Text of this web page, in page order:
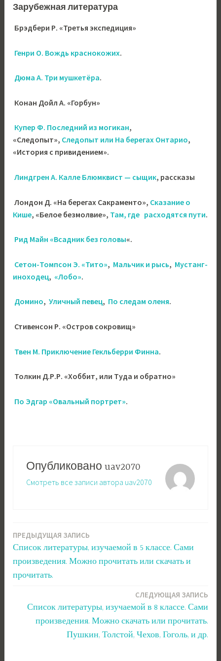
Зарубежная литература
Брэдбери Р. «Третья экспедиция»
Генри О. Вождь краснокожих.
Дюма А. Три мушкетёра.
Конан Дойл А. «Горбун»
Купер Ф. Последний из могикан,
«Следопыт», Следопыт или На берегах Онтарио,
«История с привидением».
Линдгрен А. Калле Блюмквист — сыщик, рассказы
Лондон Д. «На берегах Сакраменто», Сказание о
Кише, «Белое безмолвие», Там, где расходятся пути.
Рид Майн «Всадник без головы«.
Сетон-Томпсон Э. «Тито», Мальчик и рысь, Мустанг-
иноходец, «Лобо».
Домино,Уличный певец, По следам оленя.
Стивенсон Р. «Остров сокровищ»
Твен М. Приключение Гекльберри Финна.
Толкин Д.Р.Р. «Хоббит, или Туда и обратно»
По Эдгар «Овальный портрет».
Опубликовано uav2070
Смотреть все записи автора uav2070
Навигация
записям
ПРЕДЫДУЩАЯ ЗАПИСЬ
Список литературы, изучаемой в 5 классе. Сами
произведения. Можно прочитать или скачать и
прочитать.
СЛЕДУЮЩАЯ ЗАПИСЬ
Список литературы, изучаемой в 8 классе. Сами
произведения. Можно скачать или прочитать.
Пушкин, Толстой, Чехов, Гоголь, и др.